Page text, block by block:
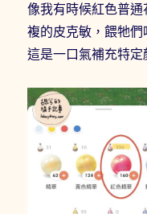
像我有時候紅色普
複的皮克敏，餵牠們
這是一口氣補充特定